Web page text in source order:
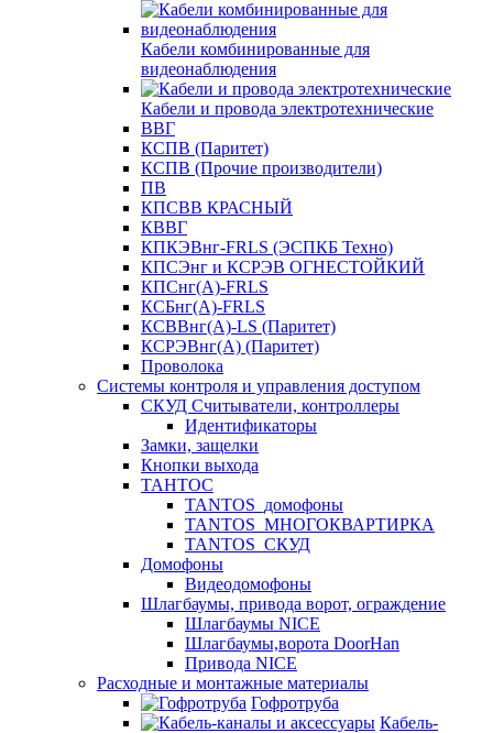
Кабели комбинированные для
видеонаблюдения
Кабели и провода электротехнические
ВВГ
КСПВ (Паритет)
КСПВ (Прочие производители)
ПВ
КПСВВ КРАСНЫЙ
КВВГ
КПКЭВнг-FRLS (ЭСПКБ Техно)
КПСЭнг и КСРЭВ ОГНЕСТОЙКИЙ
КПСнг(А)-FRLS
КСБнг(А)-FRLS
КСВВнг(А)-LS (Паритет)
КСРЭВнг(А) (Паритет)
Проволока
Системы контроля и управления доступом
СКУД Считыватели, контроллеры
Идентификаторы
Замки, защелки
Кнопки выхода
ТАНТОС
TANTOS_домофоны
TANTOS_МНОГОКВАРТИРКА
TANTOS_СКУД
Домофоны
Видеодомофоны
Шлагбаумы, привода ворот, ограждение
Шлагбаумы NICE
Шлагбаумы,ворота DoorHan
Привода NICE
Расходные и монтажные материалы
Гофротруба
Кабель-